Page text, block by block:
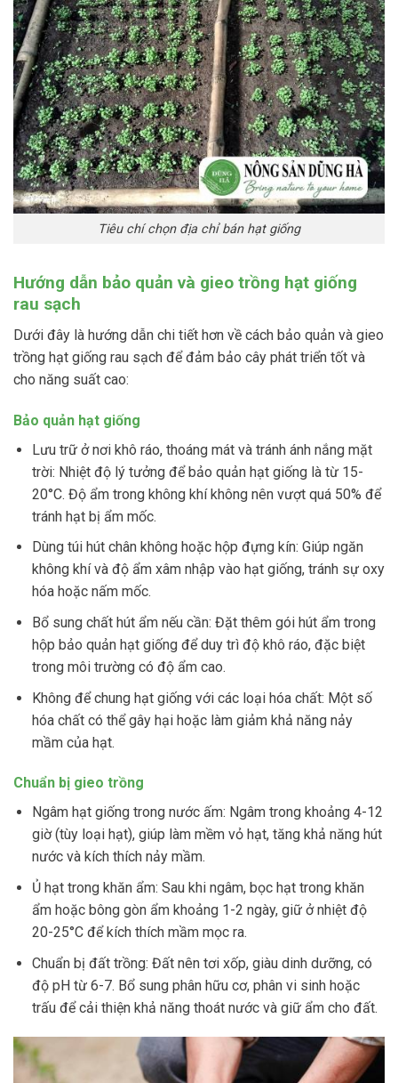
Tiêu chí chọn địa chỉ bán hạt giống
Hướng dẫn bảo quản và gieo trồng hạt giống
rau sạch
Dưới đây là hướng dẫn chi tiết hơn về cách bảo quản và gieo
trồng hạt giống rau sạch để đảm bảo cây phát triển tốt và
cho năng suất cao:
Bảo quản hạt giống
Lưu trữ ở nơi khô ráo, thoáng mát và tránh ánh nắng mặt
trời: Nhiệt độ lý tưởng để bảo quản hạt giống là từ 15-
20°C. Độ ẩm trong không khí không nên vượt quá 50% để
tránh hạt bị ẩm mốc.
Dùng túi hút chân không hoặc hộp đựng kín: Giúp ngăn
không khí và độ ẩm xâm nhập vào hạt giống, tránh sự oxy
hóa hoặc nấm mốc.
Bổ sung chất hút ẩm nếu cần: Đặt thêm gói hút ẩm trong
hộp bảo quản hạt giống để duy trì độ khô ráo, đặc biệt
trong môi trường có độ ẩm cao.
Không để chung hạt giống với các loại hóa chất: Một số
hóa chất có thể gây hại hoặc làm giảm khả năng nảy
mầm của hạt.
Chuẩn bị gieo trồng
Ngâm hạt giống trong nước ấm: Ngâm trong khoảng 4-12
giờ (tùy loại hạt), giúp làm mềm vỏ hạt, tăng khả năng hút
nước và kích thích nảy mầm.
Ủ hạt trong khăn ẩm: Sau khi ngâm, bọc hạt trong khăn
ẩm hoặc bông gòn ẩm khoảng 1-2 ngày, giữ ở nhiệt độ
20-25°C để kích thích mầm mọc ra.
Chuẩn bị đất trồng: Đất nên tơi xốp, giàu dinh dưỡng, có
độ pH từ 6-7. Bổ sung phân hữu cơ, phân vi sinh hoặc
trấu để cải thiện khả năng thoát nước và giữ ẩm cho đất.